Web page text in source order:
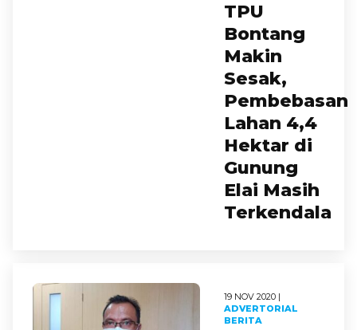
TPU
Bontang
Makin
Sesak,
Pembebasan
Lahan 4,4
Hektar di
Gunung
Elai Masih
Terkendala
19 NOV 2020 |
ADVERTORIAL
BERITA